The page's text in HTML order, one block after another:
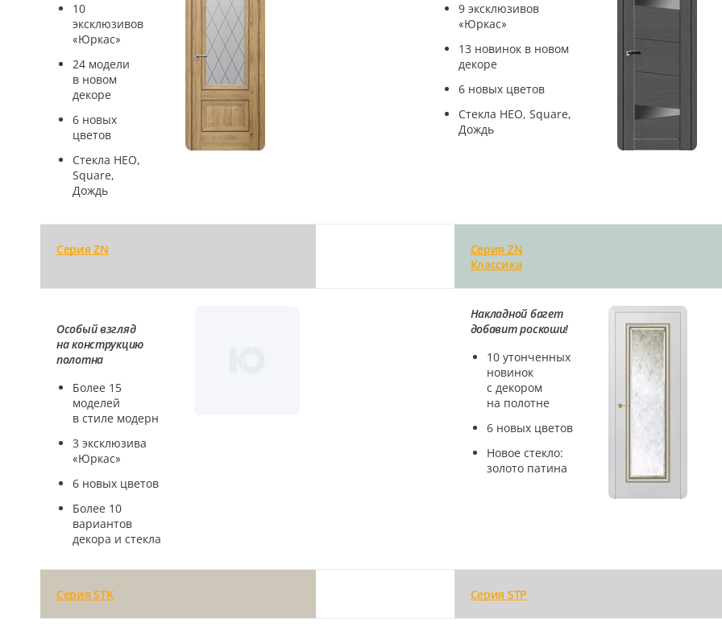
10
эксклюзивов
«Юркас»
24 модели
в новом
декоре
6 новых
цветов
Стекла НЕО,
Square,
Дождь
9 эксклюзивов
«Юркас»
13 новинок в новом
декоре
6 новых цветов
Стекла НЕО, Square,
Дождь
Серия ZN
Серия ZN
Классика
Особый взгляд
на конструкцию
полотна
Более 15
моделей
в стиле модерн
3 эксклюзива
«Юркас»
6 новых цветов
Более 10
вариантов
декора и стекла
Накладной багет
добавит роскоши!
10 утонченных
новинок
с декором
на полотне
6 новых цветов
Новое стекло:
золото патина
Серия STK Серия STP
Материал
МДФ
Массив Ольхи
Массив сосны
Atum Pro 21
ART Lite
Белый
Бежевый
Капучино
Черный
Шоколад